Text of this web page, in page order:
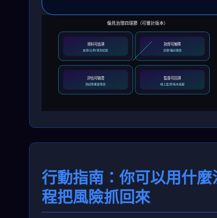
偏見治理四環節（可審計版本）
資料可追溯
來源/比例/清洗紀錄
對齊可解釋
目標/偏好風險
評估可驗證
測試集覆蓋情境
監督可回溯
線上監測/版本追蹤
行動指南：你可以用什麼
程把風險抓回來